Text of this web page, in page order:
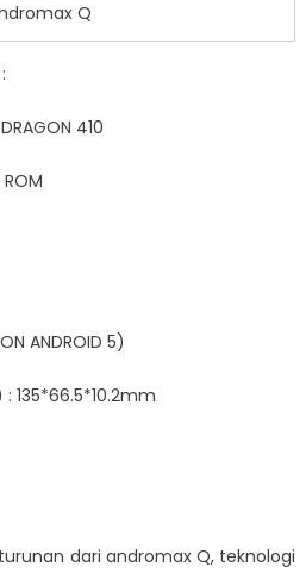
Q
410
ROM
ANDROID 5)
135*66.5*10.2mm
dari andromax Q, teknologi